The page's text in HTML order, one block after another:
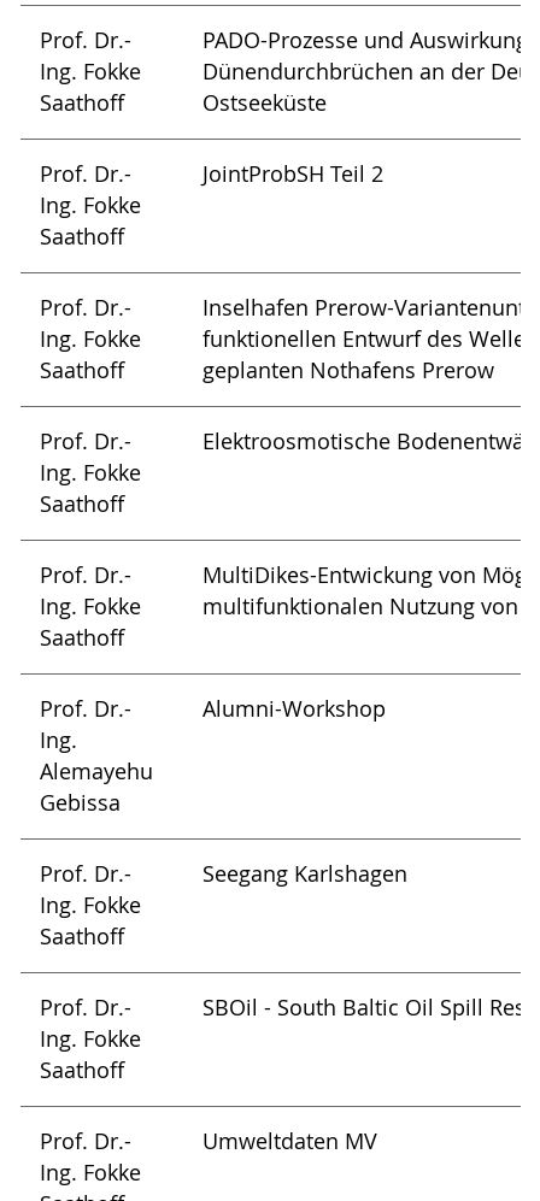
Prof. Dr.-
Ing. Fokke
Saathoff
PADO-Prozesse und
Dünendurchbrüchen an der
Ostseeküste
Prof. Dr.-
Ing. Fokke
Saathoff
JointProbSH Teil 2
Prof. Dr.-
Ing. Fokke
Saathoff
Inselhafen Prerow-
funktionellen Entwurf des
geplanten Nothafens Prerow
Prof. Dr.-
Ing. Fokke
Saathoff
Elektroosmotische
Prof. Dr.-
Ing. Fokke
Saathoff
MultiDikes-Entwickung von
multifunktionalen Nutzung von
Prof. Dr.-
Ing.
Alemayehu
Gebissa
Alumni-Workshop
Prof. Dr.-
Ing. Fokke
Saathoff
Seegang Karlshagen
Prof. Dr.-
Ing. Fokke
Saathoff
SBOil - South Baltic Oil Spill
Prof. Dr.-
Ing. Fokke
Umweltdaten MV